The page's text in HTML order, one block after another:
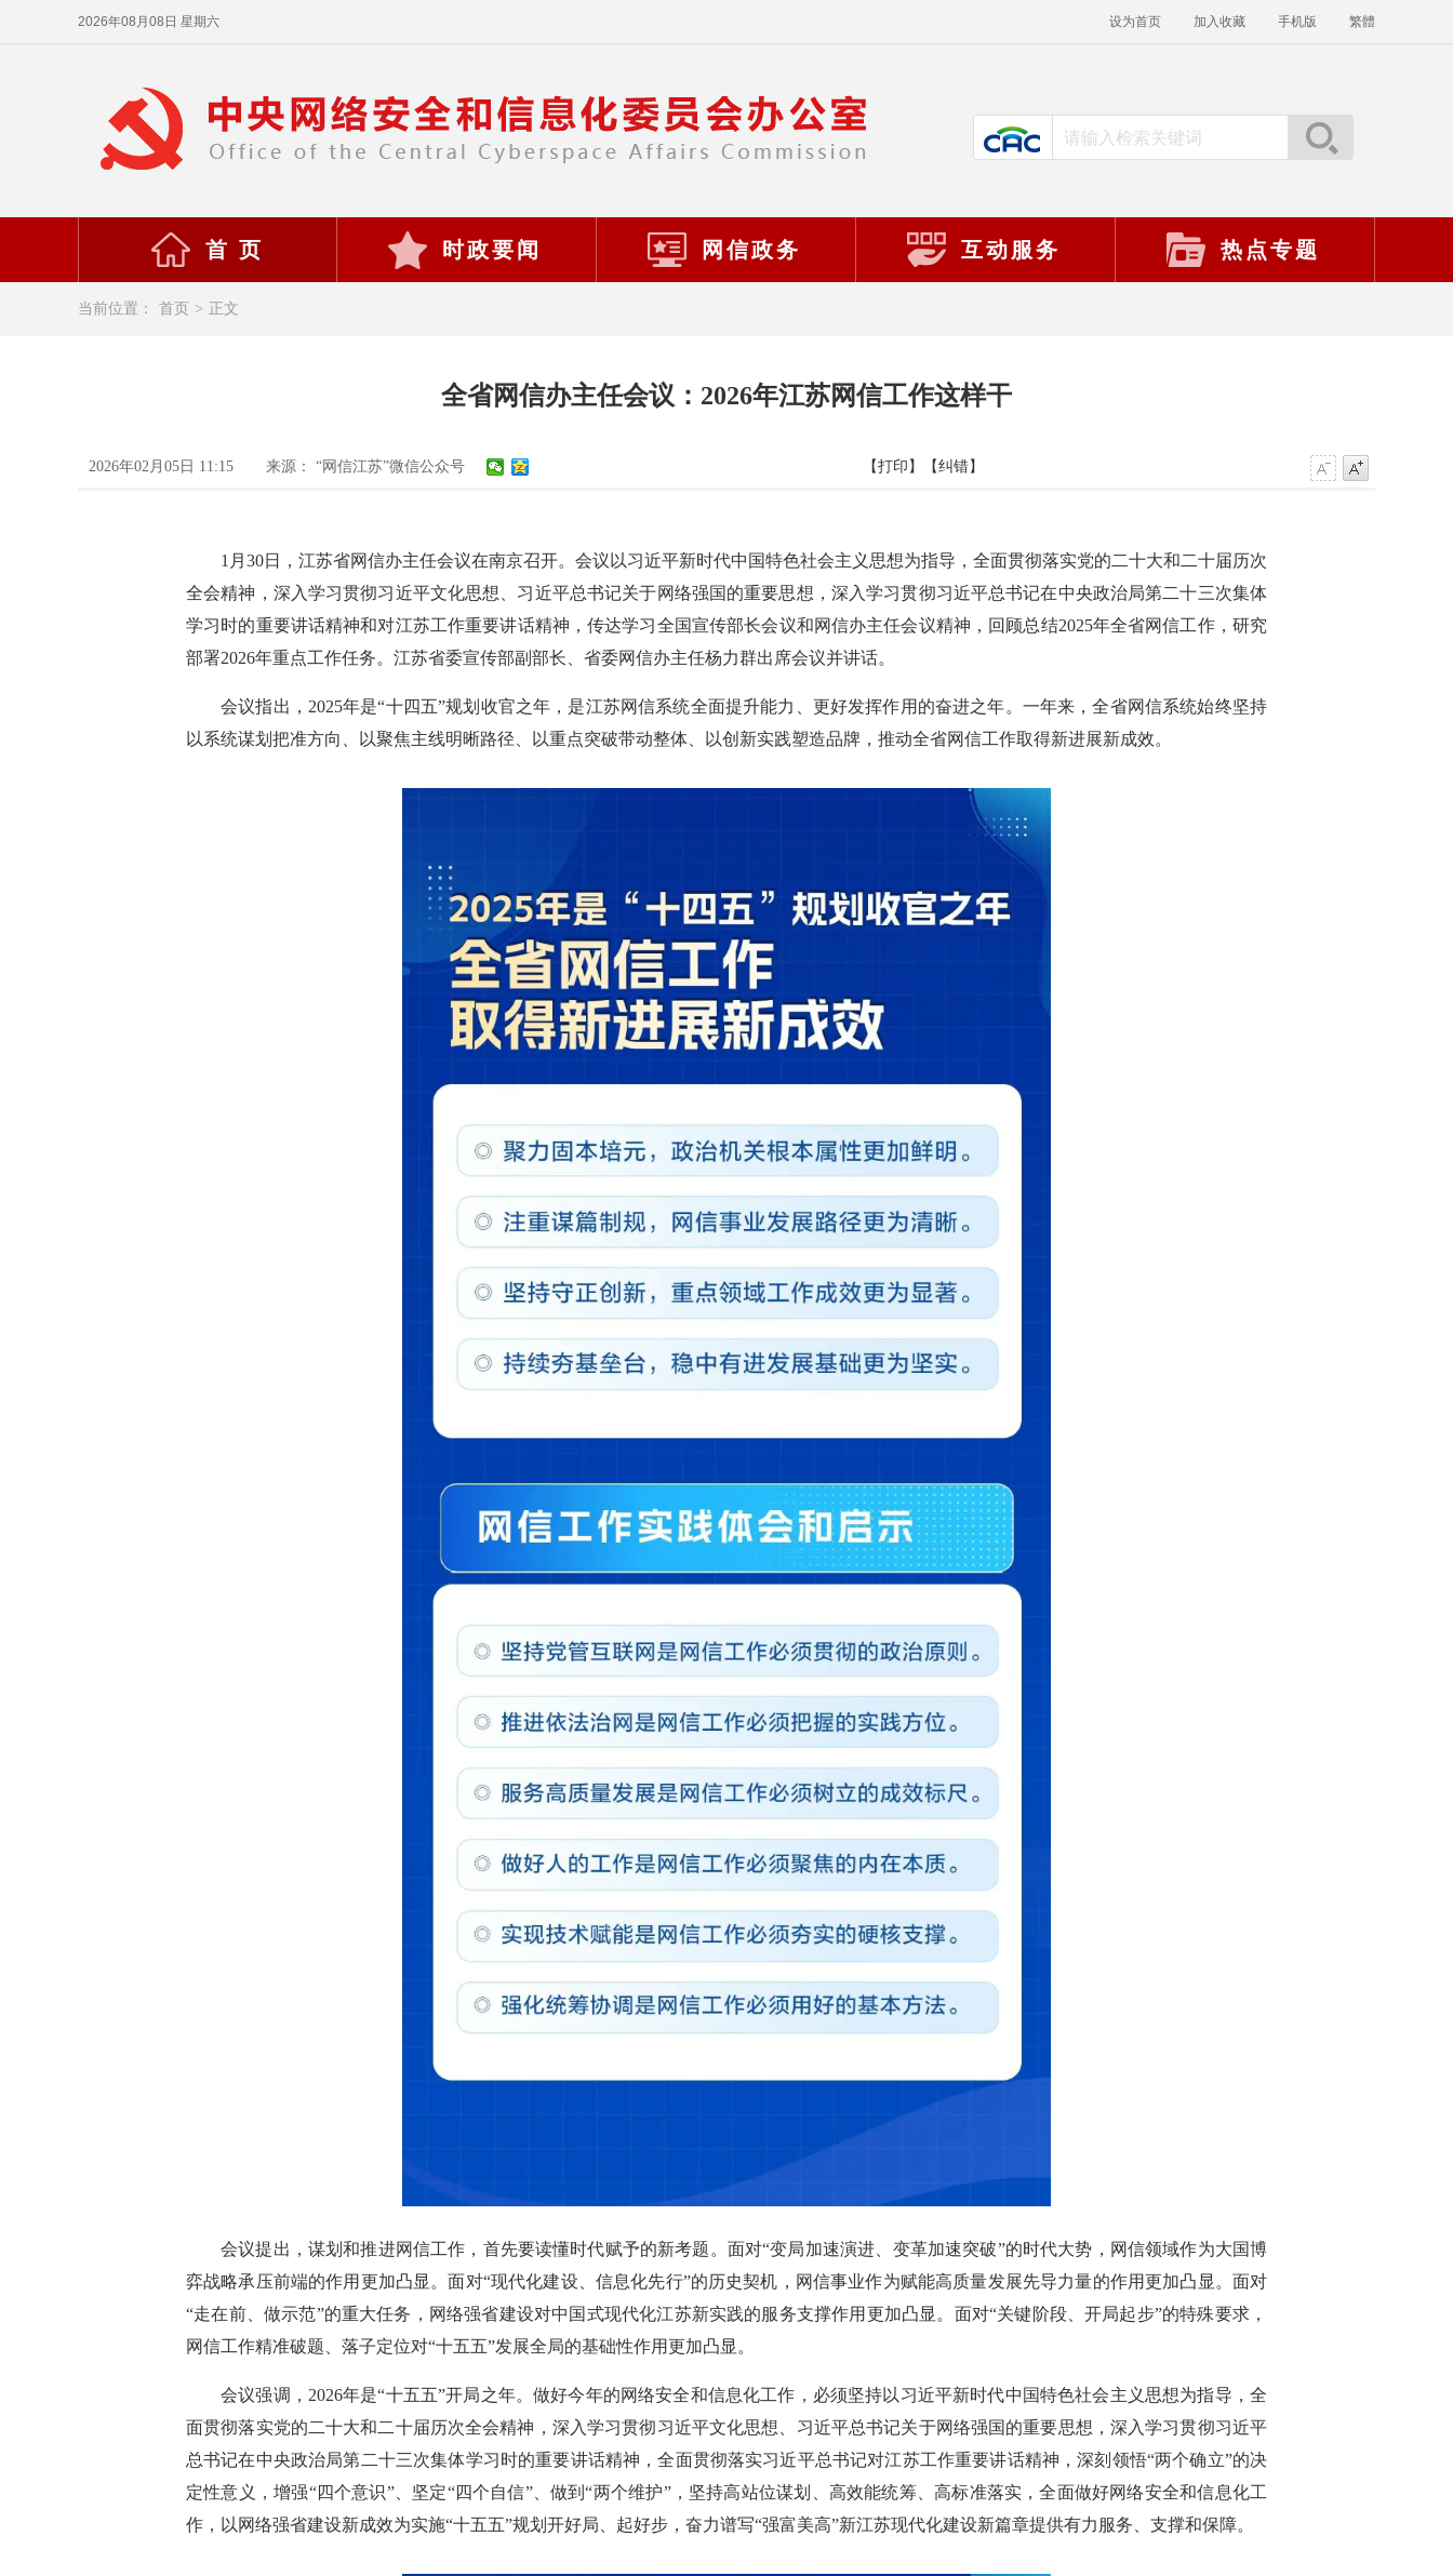
2026年08月08日 星期六 设为首页 加入收藏 手机版 繁體
首 页 时政要闻 网信政务 互动服务 热点专题
当前位置： 首页 > 正文
全省网信办主任会议：2026年江苏网信工作这样干
2026年02月05日 11:15 来源： “网信江苏”微信公众号 【打印】 【纠错】
1月30日，江苏省网信办主任会议在南京召开。会议以习近平新时代中国特色社会主义思想为指导，全面贯彻落实党的二十大和二十届历次
全会精神，深入学习贯彻习近平文化思想、习近平总书记关于网络强国的重要思想，深入学习贯彻习近平总书记在中央政治局第二十三次集体
学习时的重要讲话精神和对江苏工作重要讲话精神，传达学习全国宣传部长会议和网信办主任会议精神，回顾总结2025年全省网信工作，研究
部署2026年重点工作任务。江苏省委宣传部副部长、省委网信办主任杨力群出席会议并讲话。
会议指出，2025年是“十四五”规划收官之年，是江苏网信系统全面提升能力、更好发挥作用的奋进之年。一年来，全省网信系统始终坚持
以系统谋划把准方向、以聚焦主线明晰路径、以重点突破带动整体、以创新实践塑造品牌，推动全省网信工作取得新进展新成效。
会议提出，谋划和推进网信工作，首先要读懂时代赋予的新考题。面对“变局加速演进、变革加速突破”的时代大势，网信领域作为大国博
弈战略承压前端的作用更加凸显。面对“现代化建设、信息化先行”的历史契机，网信事业作为赋能高质量发展先导力量的作用更加凸显。面对
“走在前、做示范”的重大任务，网络强省建设对中国式现代化江苏新实践的服务支撑作用更加凸显。面对“关键阶段、开局起步”的特殊要求，
网信工作精准破题、落子定位对“十五五”发展全局的基础性作用更加凸显。
会议强调，2026年是“十五五”开局之年。做好今年的网络安全和信息化工作，必须坚持以习近平新时代中国特色社会主义思想为指导，全
面贯彻落实党的二十大和二十届历次全会精神，深入学习贯彻习近平文化思想、习近平总书记关于网络强国的重要思想，深入学习贯彻习近平
总书记在中央政治局第二十三次集体学习时的重要讲话精神，全面贯彻落实习近平总书记对江苏工作重要讲话精神，深刻领悟“两个确立”的决
定性意义，增强“四个意识”、坚定“四个自信”、做到“两个维护”，坚持高站位谋划、高效能统筹、高标准落实，全面做好网络安全和信息化工
作，以网络强省建设新成效为实施“十五五”规划开好局、起好步，奋力谱写“强富美高”新江苏现代化建设新篇章提供有力服务、支撑和保障。